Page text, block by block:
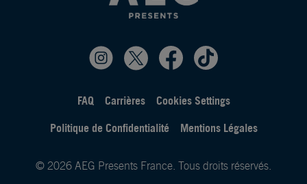
FAQ Carrières
Cookies Settings
Politique de Confidentialité
Mentions Légales
© 2026 AEG Presents France. Tous droits réservés.